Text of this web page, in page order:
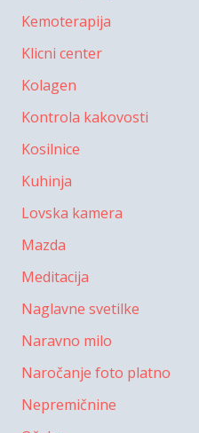
Kemoterapija
Klicni center
Kolagen
Kontrola kakovosti
Kosilnice
Kuhinja
Lovska kamera
Mazda
Meditacija
Naglavne svetilke
Naravno milo
Naročanje foto platno
Nepremičnine